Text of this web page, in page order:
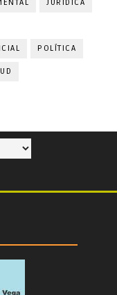
JURIDICA
POLÍTICA